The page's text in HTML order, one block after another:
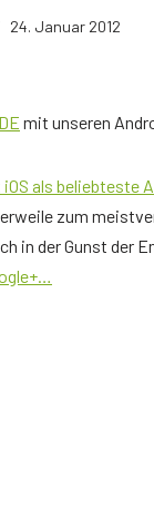
Analytics
Business
24. Januar 2012
mit unseren
als
zum
in der Gunst der